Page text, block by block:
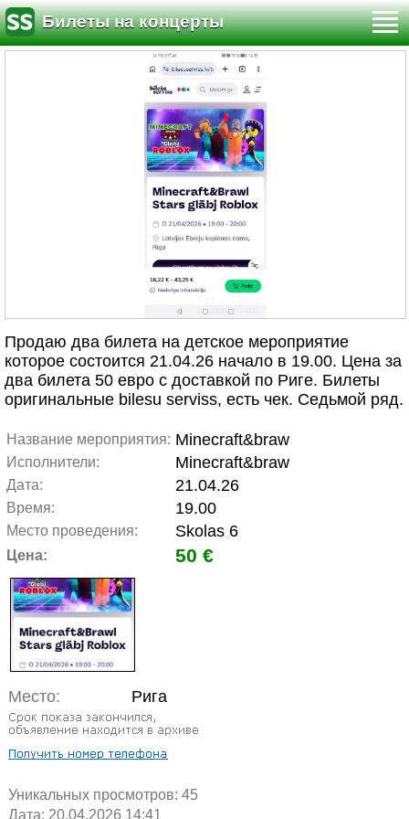
Билеты на концерты
Продаю два билета на детское мероприятие
которое состоится 21.04.26 начало в 19.00. Цена за
два билета 50 евро с доставкой по Риге. Билеты
оригинальные bilesu serviss, есть чек. Седьмой ряд.
Название мероприятия: Minecraft&braw
Исполнители: Minecraft&braw
Дата: 21.04.26
Время: 19.00
Место проведения: Skolas 6
Цена: 50 €
Место: Рига
Уникальных просмотров: 45
Дата: 20.04.2026 14:41